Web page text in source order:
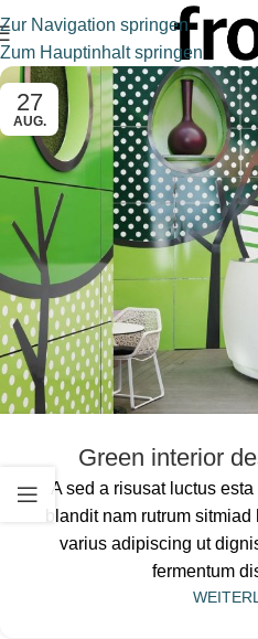
Zur Navigation springen
Zum Hauptinhalt springen
27
AUG.
Green interior
A sed a risusat luctus
blandit nam rutrum
varius adipiscing ut
fermentum